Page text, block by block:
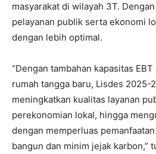
masyarakat di wilayah 3T.
pelayanan publik serta ekonomi
dengan lebih optimal.
“Dengan tambahan kapasitas
rumah tangga baru, Lisdes 2025-
meningkatkan kualitas layanan
perekonomian lokal, hingga
dengan memperluas
bangun dan minim jejak karbon,”